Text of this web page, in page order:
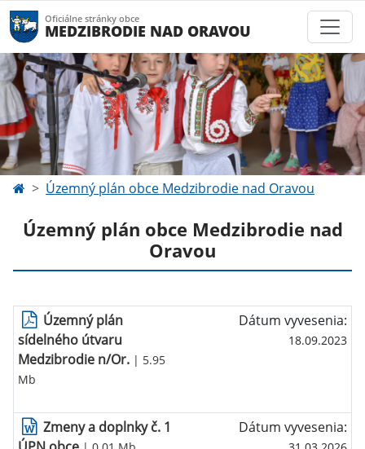
Oficiálne stránky obce
MEDZIBRODIE NAD ORAVOU
Územný plán obce Medzibrodie nad Oravou
Územný plán obce Medzibrodie nad
Oravou
Územný plán
sídelného útvaru
Medzibrodie n/Or. | 5.95
Mb
Dátum vyvesenia:
18.09.2023
Zmeny a doplnky č. 1
Dátum vyvesenia: